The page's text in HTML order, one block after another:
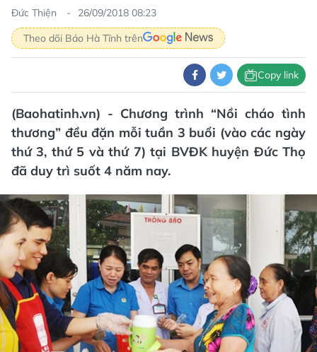
Đức Thiện
26/09/2018 08:23
Theo dõi Báo Hà Tĩnh trên
Copy link
(Baohatinh.vn) - Chương trình “Nồi cháo tình
thương” đều đặn mỗi tuần 3 buổi (vào các ngày
thứ 3, thứ 5 và thứ 7) tại BVĐK huyện Đức Thọ
đã duy trì suốt 4 năm nay.